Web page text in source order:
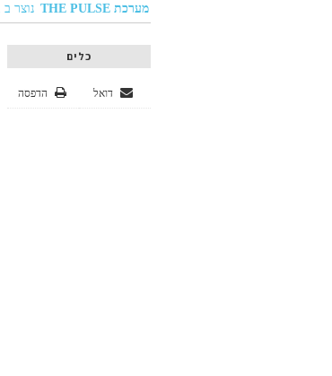
מערכת THE PULSE נוצר ב 24.07.2011 09:07
כלים
הדפסה דואל